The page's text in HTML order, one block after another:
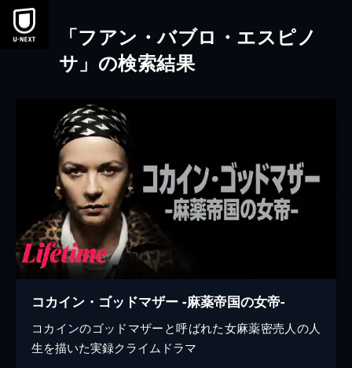
本文へスキップ
「フアン・バブロ・エスピノ
サ」の検索結果
コカイン・ゴッドマザー -麻薬帝国の女帝-
コカインのゴッドマザーと呼ばれた女麻薬密売人の人
生を描いた実録クライムドラマ